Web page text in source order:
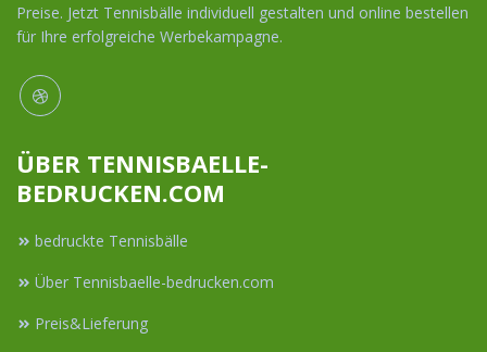
Preise. Jetzt Tennisbälle individuell gestalten und online bestellen
für Ihre erfolgreiche Werbekampagne.
ÜBER TENNISBAELLE-
BEDRUCKEN.COM
bedruckte Tennisbälle
Über Tennisbaelle-bedrucken.com
Preis&Lieferung